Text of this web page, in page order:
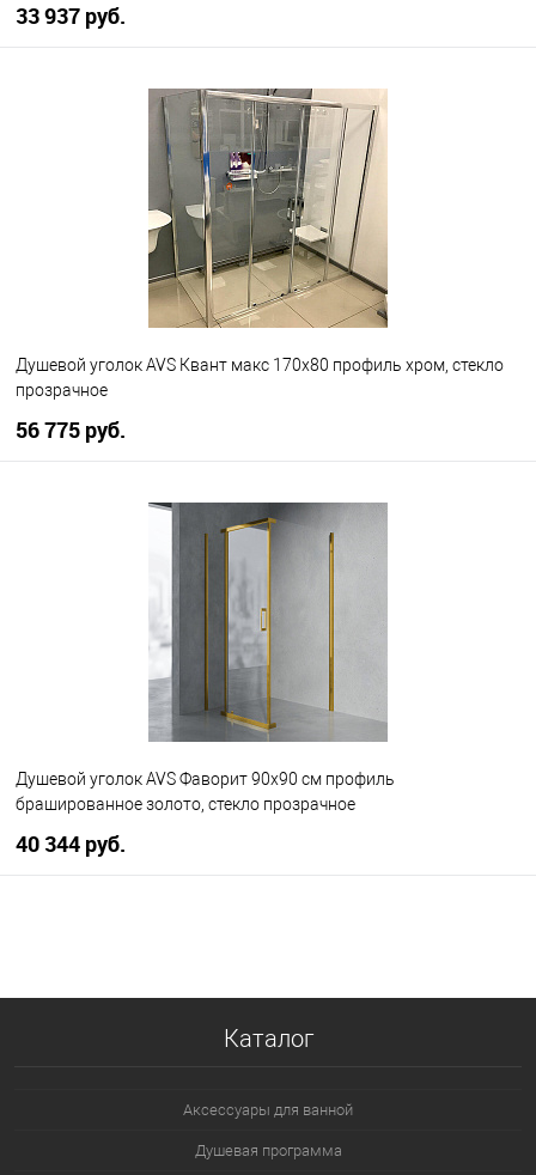
33 937 руб.
В корзину
В наличии
Душевой уголок AVS Квант макс 170x80 профиль хром, стекло
прозрачное
56 775 руб.
В корзину
В наличии
Душевой уголок AVS Фаворит 90x90 см профиль
брашированное золото, стекло прозрачное
40 344 руб.
Каталог
Аксессуары для ванной
Душевая программа